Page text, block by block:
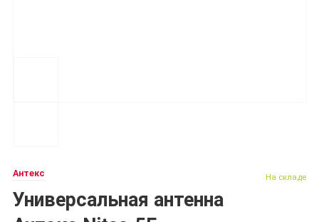
Антекс
Универсальная антенна
На складе